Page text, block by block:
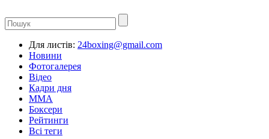
Для листів: 24boxing@gmail.com
Новини
Фотогалерея
Відео
Кадри дня
ММА
Боксери
Рейтинги
Всі теги